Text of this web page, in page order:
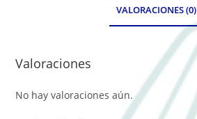
VALORACIONES (0)
Valoraciones
No hay valoraciones aún.